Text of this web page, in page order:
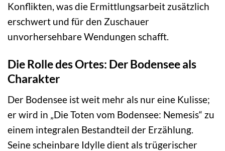
Konflikten, was die Ermittlungsarbeit zusätzlich
erschwert und für den Zuschauer
unvorhersehbare Wendungen schafft.
Die Rolle des Ortes: Der Bodensee als
Charakter
Der Bodensee ist weit mehr als nur eine Kulisse;
er wird in „Die Toten vom Bodensee: Nemesis“ zu
einem integralen Bestandteil der Erzählung.
Seine scheinbare Idylle dient als trügerischer